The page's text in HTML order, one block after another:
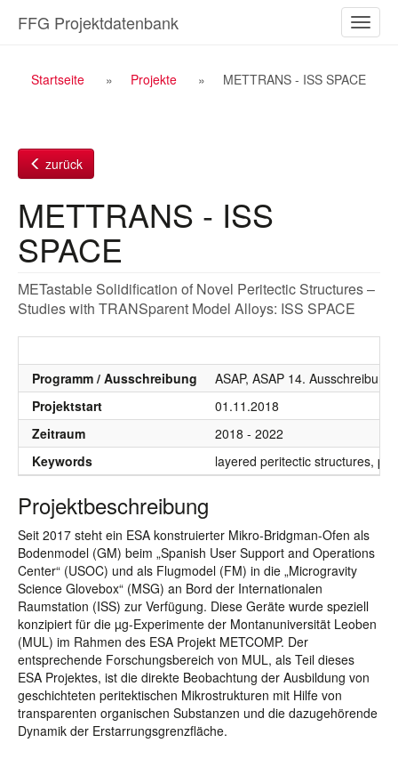
Inhalt
ein-/
FFG Projektdatenbank
Breadcrumb
Startseite Projekte METTRANS - ISS SPACE
zurück
METTRANS - ISS
SPACE
METastable Solidification of Novel Peritectic Structures –
Studies with TRANSparent Model Alloys: ISS SPACE
Programm / Ausschreibung
ASAP, ASAP 14. Ausschreibung
Projektstart
01.11.2018
Zeitraum
2018 - 2022
Keywords
layered peritectic structures,
Projektbeschreibung
Seit 2017 steht ein ESA konstruierter Mikro-Bridgman-Ofen als
Bodenmodel (GM) beim „Spanish User Support and Operations
Center“ (USOC) und als Flugmodel (FM) in die „Microgravity
Science Glovebox“ (MSG) an Bord der Internationalen
Raumstation (ISS) zur Verfügung. Diese Geräte wurde speziell
konzipiert für die µg-Experimente der Montanuniversität Leoben
(MUL) im Rahmen des ESA Projekt METCOMP. Der
entsprechende Forschungsbereich von MUL, als Teil dieses
ESA Projektes, ist die direkte Beobachtung der Ausbildung von
geschichteten peritektischen Mikrostrukturen mit Hilfe von
transparenten organischen Substanzen und die dazugehörende
Dynamik der Erstarrungsgrenzfläche.